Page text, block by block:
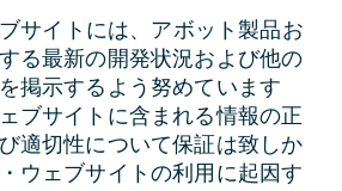
サイトには、アボット製品お
る最新の開発状況および他の
掲示するよう努めています
ブサイトに含まれる情報の正
適切性について保証は致しか
ウェブサイトの利用に起因す